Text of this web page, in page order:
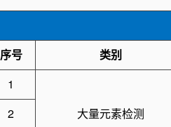
序号
类别
1
大量元素检测
2